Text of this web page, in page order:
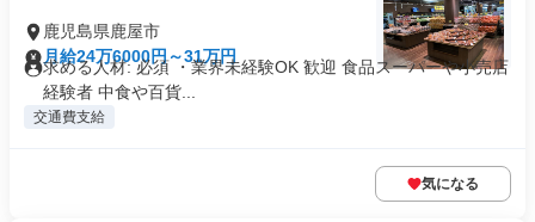
鹿児島県鹿屋市
月給24万6000円～31万円
求める人材: 必須 ・業界未経験OK 歓迎 食品スーパーや小売店
経験者 中食や百貨...
交通費支給
気になる